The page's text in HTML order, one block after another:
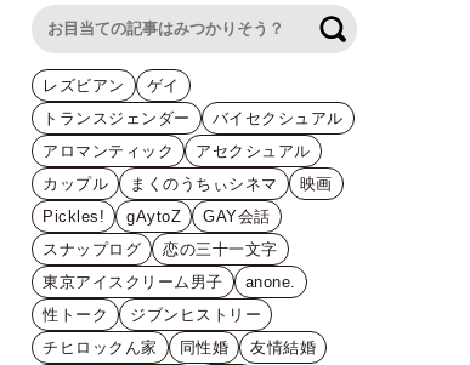
レズビアン
ゲイ
トランスジェンダー
バイセクシュアル
アロマンティック
アセクシュアル
カップル
まくのうちぃシネマ
映画
Pickles!
gAytoZ
GAY会話
スナップログ
恋の三十一文字
東京アイスクリーム男子
anone.
性トーク
ジブンヒストリー
チヒロックん家
同性婚
友情結婚